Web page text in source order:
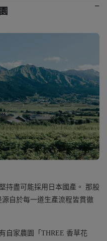
持盡可能採用日本國產。 那股
自於每一道生產流程皆貫徹
自家農園「THREE 香草花